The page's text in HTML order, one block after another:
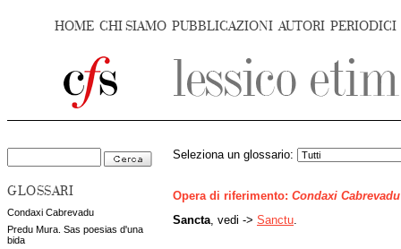
HOME CHI SIAMO PUBBLICAZIONI AUTORI PERIODICI
GLOSSARI
Condaxi Cabrevadu
Predu Mura. Sas poesias d'una
bida
Seleziona un glossario:
Opera di riferimento: Condaxi Cabrevadu
Sancta , vedi -> Sanctu